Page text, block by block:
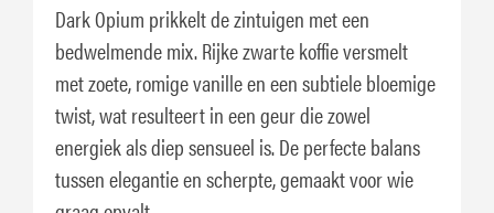
Dark Opium prikkelt de zintuigen met een
bedwelmende mix. Rijke zwarte koffie versmelt
met zoete, romige vanille en een subtiele bloemige
twist, wat resulteert in een geur die zowel
energiek als diep sensueel is. De perfecte balans
tussen elegantie en scherpte, gemaakt voor wie